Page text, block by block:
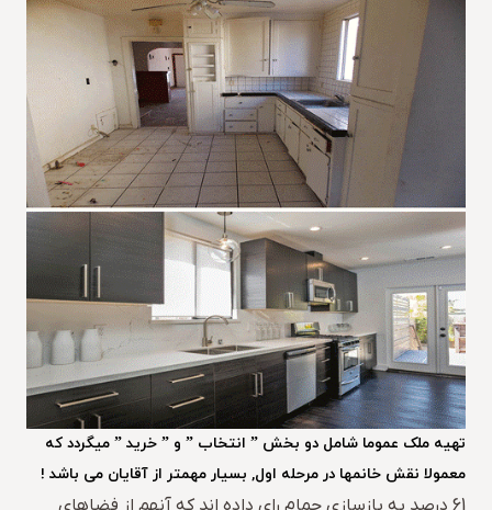
تهیه ملک عموما شامل دو بخش ” انتخاب ” و ” خرید ” میگردد که
معمولا نقش خانمها در مرحله اول, بسیار مهمتر از آقایان می باشد !